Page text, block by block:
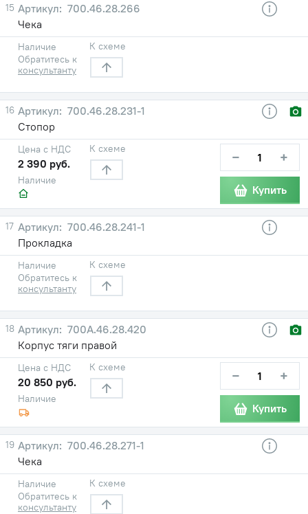
15
700.46.28.266
Чека
Наличие
Обратитесь к
консультанту
К схеме
16
700.46.28.231-1
Стопор
Наличие
Цена с НДС
2 390 руб.
К схеме − +
Купить
17
700.46.28.241-1
Прокладка
Наличие
Обратитесь к
консультанту
К схеме
18
700А.46.28.420
Корпус тяги правой
Наличие
Цена с НДС
20 850 руб.
К схеме − +
Купить
19
700.46.28.271-1
Чека
Наличие
Обратитесь к
консультанту
К схеме